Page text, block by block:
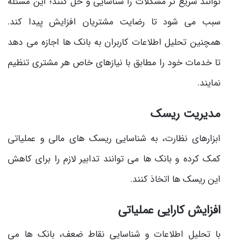
سبب می شود تا رضایت مشتریان افزایش پیدا کند.
همچنین تحلیل اطلاعات کاربران به بانک ها اجازه می دهد
تا خدمات خود را مطابق با نیازهای خاص هر مشتری تنظیم
نمایند.
مدیریت ریسک
ابزارهای نظارت، به شناسایی ریسک های مالی و عملیاتی
کمک کرده و بانک ها می توانند تدابیر لازم را برای کاهش
این ریسک ها اتخاذ کنند.
افزایش کارایی عملیاتی
با تحلیل اطلاعات و شناسایی نقاط ضعف، بانک ها می